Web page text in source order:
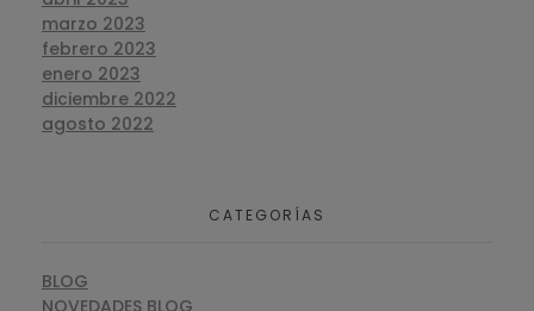
marzo 2023
febrero 2023
enero 2023
diciembre 2022
agosto 2022
CATEGORÍAS
BLOG